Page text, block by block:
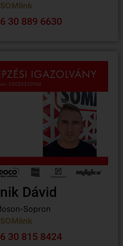
SOMlink
30 889 6630
Dávid
Sopron
SOMlink
30 815 8424